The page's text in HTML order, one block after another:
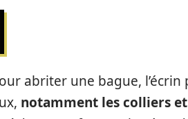
abriter une bague,
notamment les colliers